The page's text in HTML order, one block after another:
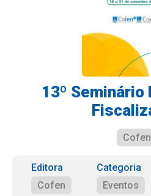
13º Seminário
Cofen
Editora
Cofen
Categoria
Eventos